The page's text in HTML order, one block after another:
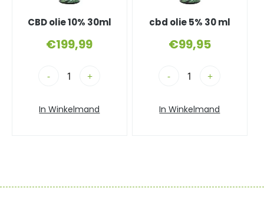
CBD olie 10% 30ml
€199,99
- +
In Winkelmand
cbd olie 5% 30 ml
€99,95
- +
In Winkelmand